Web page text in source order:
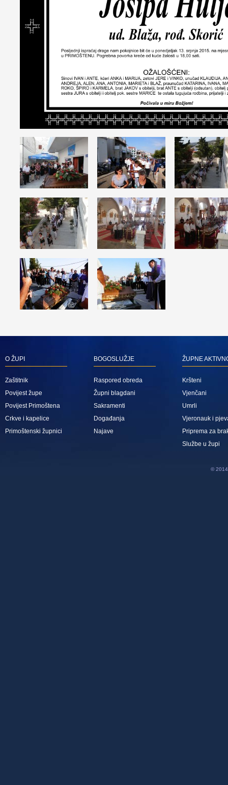
O ŽUPI
Zaštitnik
Povijest župe
Povijest Primoštena
Crkve i kapelice
Primoštenski župnici
BOGOSLUŽJE
Raspored obreda
Župni blagdani
Sakramenti
Događanja
Najave
ŽUPNE
Kršteni
Vjenčani
Umrli
Vjeronauk i
Priprema za
Službe u župi
© 2014